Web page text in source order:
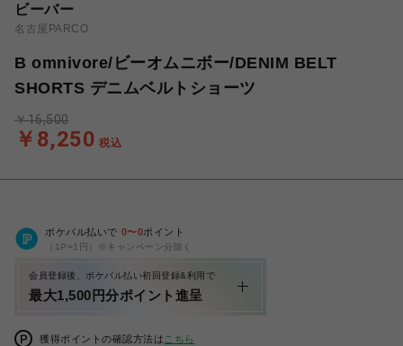
ビーバー
名古屋PARCO
B omnivore/ビーオムニボー/DENIM BELT
SHORTS デニムベルトショーツ
￥8,250 税込
￥16,500
ポケパル払いで 0〜0ポイント
（1P=1円）※キャンペーン分除く
会員登録後、ポケパル払い初回登録&利用で
最大1,500円分ポイント進呈
獲得ポイントの確認方法は こちら